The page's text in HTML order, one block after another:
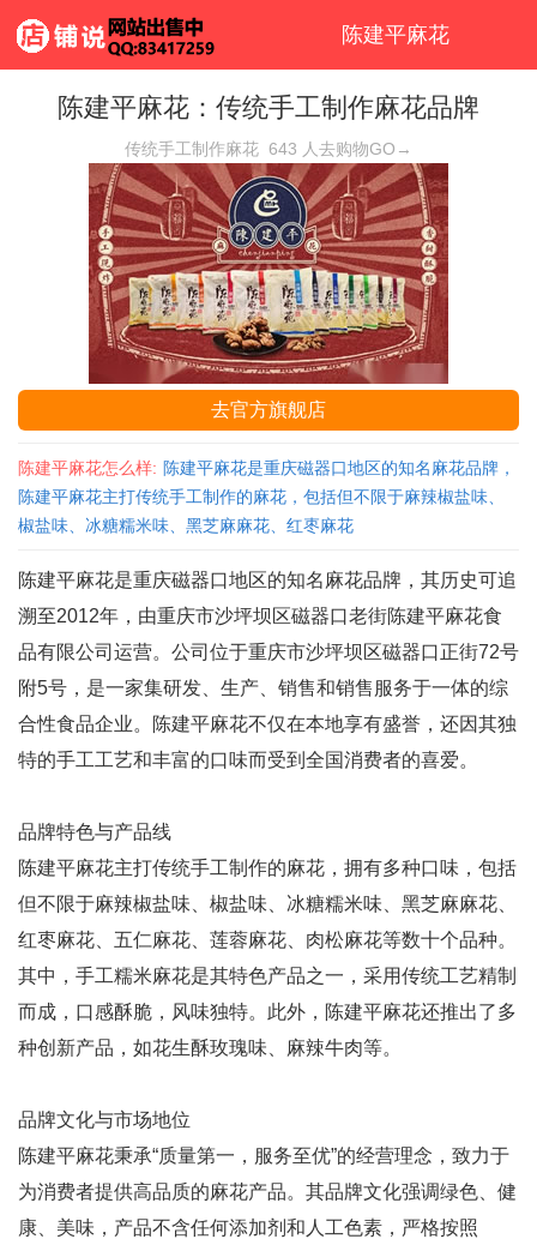
陈建平麻花
陈建平麻花：传统手工制作麻花品牌
传统手工制作麻花 643 人去购物GO→
去官方旗舰店
陈建平麻花怎么样: 陈建平麻花是重庆磁器口地区的知名麻花品牌，
陈建平麻花主打传统手工制作的麻花，包括但不限于麻辣椒盐味、
椒盐味、冰糖糯米味、黑芝麻麻花、红枣麻花
陈建平麻花是重庆磁器口地区的知名麻花品牌，其历史可追
溯至2012年，由重庆市沙坪坝区磁器口老街陈建平麻花食
品有限公司运营。公司位于重庆市沙坪坝区磁器口正街72号
附5号，是一家集研发、生产、销售和销售服务于一体的综
合性食品企业。陈建平麻花不仅在本地享有盛誉，还因其独
特的手工工艺和丰富的口味而受到全国消费者的喜爱。
品牌特色与产品线
陈建平麻花主打传统手工制作的麻花，拥有多种口味，包括
但不限于麻辣椒盐味、椒盐味、冰糖糯米味、黑芝麻麻花、
红枣麻花、五仁麻花、莲蓉麻花、肉松麻花等数十个品种。
其中，手工糯米麻花是其特色产品之一，采用传统工艺精制
而成，口感酥脆，风味独特。此外，陈建平麻花还推出了多
种创新产品，如花生酥玫瑰味、麻辣牛肉等。
品牌文化与市场地位
陈建平麻花秉承“质量第一，服务至优”的经营理念，致力于
为消费者提供高品质的麻花产品。其品牌文化强调绿色、健
康、美味，产品不含任何添加剂和人工色素，严格按照